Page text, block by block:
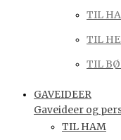
TIL
TIL
TIL
GAVEIDEER
Gaveideer og
TIL HAM